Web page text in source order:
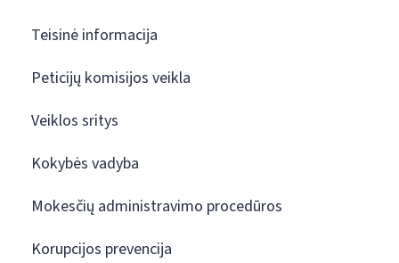
Teisinė informacija
Peticijų komisijos veikla
Veiklos sritys
Kokybės vadyba
Mokesčių administravimo procedūros
Korupcijos prevencija